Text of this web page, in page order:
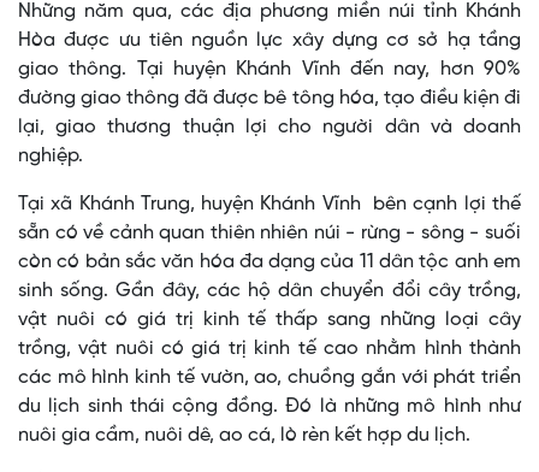
Những năm qua, các địa phương miền núi tỉnh Khánh
Hòa được ưu tiên nguồn lực xây dựng cơ sở hạ tầng
giao thông. Tại huyện Khánh Vĩnh đến nay, hơn 90%
đường giao thông đã được bê tông hóa, tạo điều kiện đi
lại, giao thương thuận lợi cho người dân và doanh
nghiệp.
Tại xã Khánh Trung, huyện Khánh Vĩnh bên cạnh lợi thế
sẵn có về cảnh quan thiên nhiên núi - rừng - sông - suối
còn có bản sắc văn hóa đa dạng của 11 dân tộc anh em
sinh sống. Gần đây, các hộ dân chuyển đổi cây trồng,
vật nuôi có giá trị kinh tế thấp sang những loại cây
trồng, vật nuôi có giá trị kinh tế cao nhằm hình thành
các mô hình kinh tế vườn, ao, chuồng gắn với phát triển
du lịch sinh thái cộng đồng. Đó là những mô hình như
nuôi gia cầm, nuôi dê, ao cá, lò rèn kết hợp du lịch.